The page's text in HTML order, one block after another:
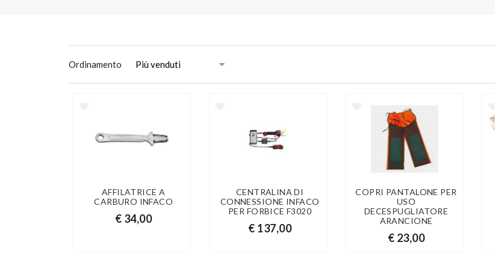
Ordinamento
AFFILATRICE A
CARBURO INFACO
€ 34,00
CENTRALINA DI
CONNESSIONE INFACO
PER FORBICE F3020
€ 137,00
COPRI PANTALONE PER
USO
DECESPUGLIATORE
ARANCIONE
€ 23,00